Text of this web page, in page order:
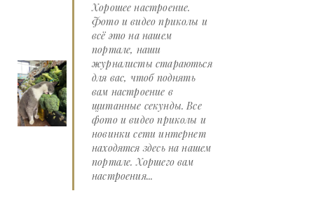
Хорошее настроение.
Фото и видео приколы и
всё это на нашем
портале, наши
журналисты стараються
для вас, чтоб поднять
вам настроение в
щитанные секунды. Все
фото и видео приколы и
новинки сети интернет
находятся здесь на нашем
портале. Хоршего вам
настроения...